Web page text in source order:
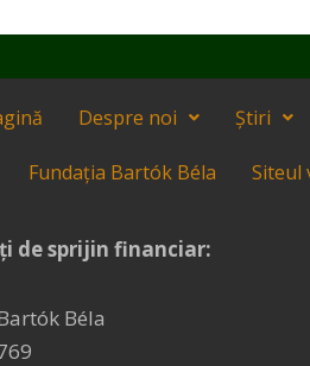
Despre noi Știri
Fundația Bartók Béla Siteul
de sprijin financiar:
Béla